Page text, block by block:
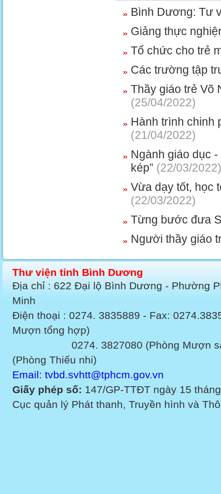
Bình Dương: Tư
Giảng thực
Tổ chức cho trẻ
Các trường tập
Thầy giáo trẻ Võ
(25/04/2022)
Hành trình chinh
(21/04/2022)
Ngành giáo dục
kép” (22/03/2022)
Vừa dạy tốt, học
(22/03/2022)
Từng bước đưa
Người thầy giáo
Thư viện tỉnh Bình Dương
Địa chỉ : 622 Đại lộ Bình Dương - Phường
Minh
Điện thoại : 0274. 3835889 - Fax:
Mượn tổng hợp)
0274. 3827080 (Phòng Mượn sách
(Phòng Thiếu nhi)
Email: tvbd.svhtt@tphcm.gov.vn
Giấy phép số: 147/GP-TTĐT ngày 15
Cục quản lý Phát thanh, Truyền hình và